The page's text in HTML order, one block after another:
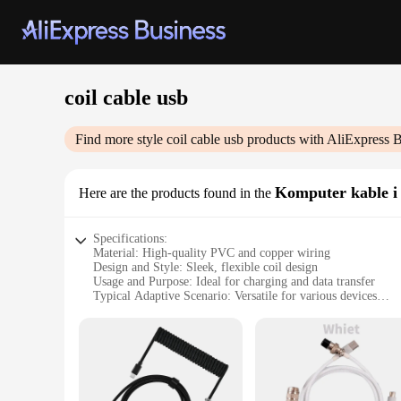
coil cable usb
Find more style coil cable usb products with AliExpress
Here are the products found in the Komputer kable i
Specifications:
Material: High-quality PVC and copper wiring
Design and Style: Sleek, flexible coil design
Usage and Purpose: Ideal for charging and data transfer
Typical Adaptive Scenario: Versatile for various devices
Performance and Property: Durable and efficient charging
**Versatile and Convenient**
The coil cable USB is an essential accessory for anyone
and clutter. Whether you're at home, in the office, or on